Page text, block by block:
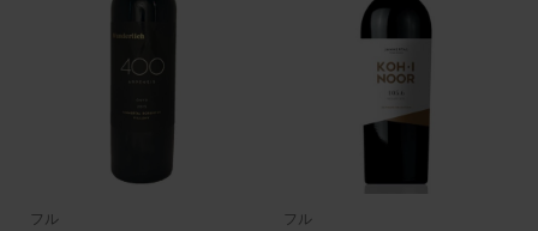
フル フル